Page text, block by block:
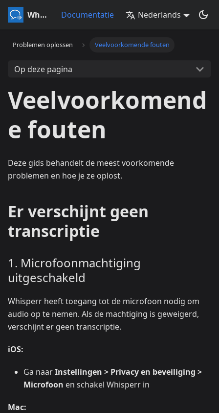
Whisperr Documentatie Nederlands
Problemen oplossen Veelvoorkomende fouten
Op deze pagina
Veelvoorkomend
e fouten
Deze gids behandelt de meest voorkomende
problemen en hoe je ze oplost.
Er verschijnt geen
transcriptie
1. Microfoonmachtiging
uitgeschakeld
Whisperr heeft toegang tot de microfoon nodig om
audio op te nemen. Als de machtiging is geweigerd,
verschijnt er geen transcriptie.
iOS:
Ga naarInstellingen > Privacy en beveiliging >
Microfoon en schakel Whisperr in
Mac: